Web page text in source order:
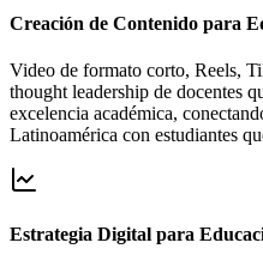
Creación de Contenido para
Video de formato corto, Reels,
thought leadership de docentes
excelencia académica,
Latinoamérica con estudiantes
Estrategia Digital para